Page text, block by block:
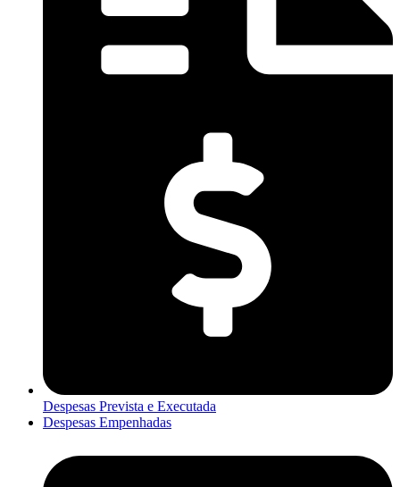
Despesas Prevista e Executada
Despesas Empenhadas